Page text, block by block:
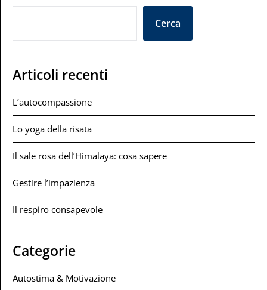
Cerca
Articoli recenti
L’autocompassione
Lo yoga della risata
Il sale rosa dell’Himalaya: cosa sapere
Gestire l’impazienza
Il respiro consapevole
Categorie
Autostima & Motivazione